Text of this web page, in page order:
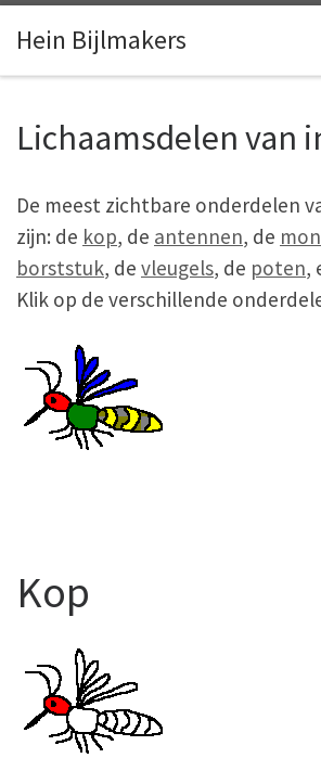
Skip to content
Hein Bijlmakers
Lichaamsdelen van
De meest zichtbare onderdelen
zijn: de kop, de antennen, de
borststuk, de vleugels, de poten,
Klik op de verschillende
Kop